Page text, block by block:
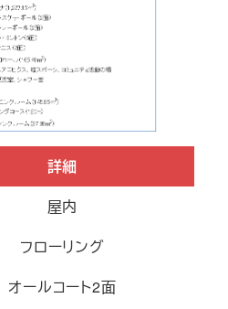
詳細
屋内
フローリング
オールコート2面